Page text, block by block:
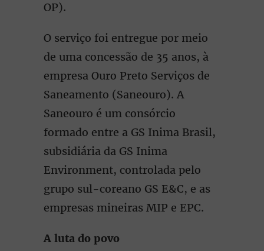
OP).
O serviço foi entregue por meio
de uma concessão de 35 anos, à
empresa Ouro Preto Serviços de
Saneamento (Saneouro). A
Saneouro é um consórcio
formado entre a GS Inima Brasil,
subsidiária da GS Inima
Environment, controlada pelo
grupo sul-coreano GS E&C, e as
empresas mineiras MIP e EPC.
A luta do povo